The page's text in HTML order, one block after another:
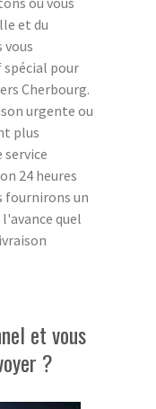
et du
vous
pour
Cherbourg.
urgente ou
plus
24 heures
fournirons un
quel
et vous
?